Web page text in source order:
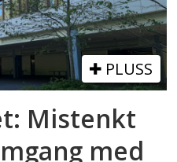
PLUSS
Mistenkt
med